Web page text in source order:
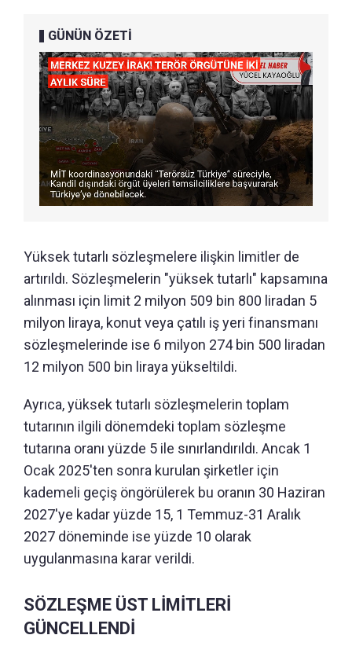
GÜNÜN ÖZETİ
Yüksek tutarlı sözleşmelere ilişkin limitler de
artırıldı. Sözleşmelerin "yüksek tutarlı" kapsamına
alınması için limit 2 milyon 509 bin 800 liradan 5
milyon liraya, konut veya çatılı iş yeri finansmanı
sözleşmelerinde ise 6 milyon 274 bin 500 liradan
12 milyon 500 bin liraya yükseltildi.
Ayrıca, yüksek tutarlı sözleşmelerin toplam
tutarının ilgili dönemdeki toplam sözleşme
tutarına oranı yüzde 5 ile sınırlandırıldı. Ancak 1
Ocak 2025'ten sonra kurulan şirketler için
kademeli geçiş öngörülerek bu oranın 30 Haziran
2027'ye kadar yüzde 15, 1 Temmuz-31 Aralık
2027 döneminde ise yüzde 10 olarak
uygulanmasına karar verildi.
SÖZLEŞME ÜST LİMİTLERİ
GÜNCELLENDİ